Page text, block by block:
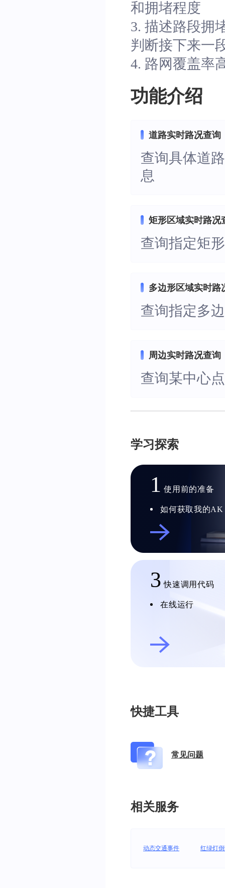
和拥堵程度
3. 描述路段拥
判断接下来一
4. 路网覆盖率
功能介绍
道路实时路况查询
查询具体道
息
矩形区域实时路况
查询指定矩
多边形区域实时路
查询指定多
周边实时路况查询
查询某中心
学习探索
1 使用前的准备
如何获取我的AK
3 快速调用代码
在线运行
快捷工具
常见问题
相关服务
动态交通事件 红绿灯